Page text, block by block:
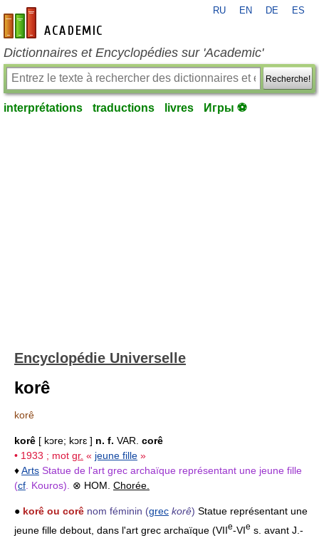
fr-academic.com
RU EN DE ES
Dictionnaires et Encyclopédies sur 'Academic'
Recherche!
interprétations traductions livres Игры ⚽
Encyclopédie Universelle
korê
korê
korê [ kɔre; kɔrɛ ] n. f. VAR. corê
• 1933 ; mot gr. « jeune fille »
♦Arts Statue de l'art grec archaïque représentant une jeune fille
(cf . Kouros). ⊗ HOM. Chorée.
● korê ou corê nom féminin (grec korê) Statue représentant une
jeune fille debout, dans l'art grec archaïque (VIIe-VIe s. avant J.-